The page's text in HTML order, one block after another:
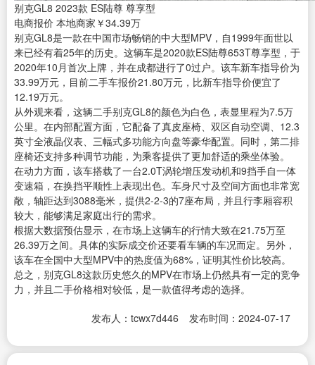
别克GL8 2023款 ES陆尊 尊享型
电商报价 本地商家 ￥34.39万
别克GL8是一款在中国市场畅销的中大型MPV，自1999年面世以
来已经有着25年的历史。这辆车是2020款ES陆尊653T尊享型，于
2020年10月首次上牌，并在成都进行了0过户。该车新车指导价为
33.99万元，目前二手车报价21.80万元，比新车指导价便宜了
12.19万元。
从外观来看，这辆二手别克GL8的颜色为白色，表显里程为7.5万
公里。在内部配置方面，它配备了真皮座椅、双区自动空调、12.3
英寸全液晶仪表、三幅式多功能方向盘等豪华配置。同时，第二排
座椅还支持多种调节功能，为乘客提供了更加舒适的乘坐体验。
在动力方面，该车搭载了一台2.0T涡轮增压发动机和9挡手自一体
变速箱，在换挡平顺性上表现出色。车身尺寸及空间方面也非常宽
敞，轴距达到3088毫米，提供2-2-3的7座布局，并且行李厢容积
较大，能够满足家庭出行的需求。
根据大数据预估显示，在市场上这辆车的行情大致在21.75万至
26.39万之间。具体的实际成交价还要看车辆的车况而定。另外，
该车在全国中大型MPV中的热度值为68%，证明其性价比较高。
总之，别克GL8这款历史悠久的MPV在市场上仍然具有一定的竞争
力，并且二手价格相对较低，是一款值得考虑的选择。
发布人：tcwx7d446 发布时间：2024-07-17